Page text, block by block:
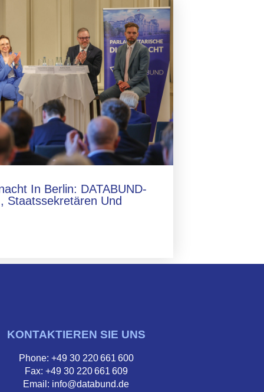
In Berlin: DATABUND-
Staatssekretären Und
KONTAKTIEREN SIE UNS
Phone: +49 30 220 661 600
Fax: +49 30 220 661 609
Email: info@databund.de